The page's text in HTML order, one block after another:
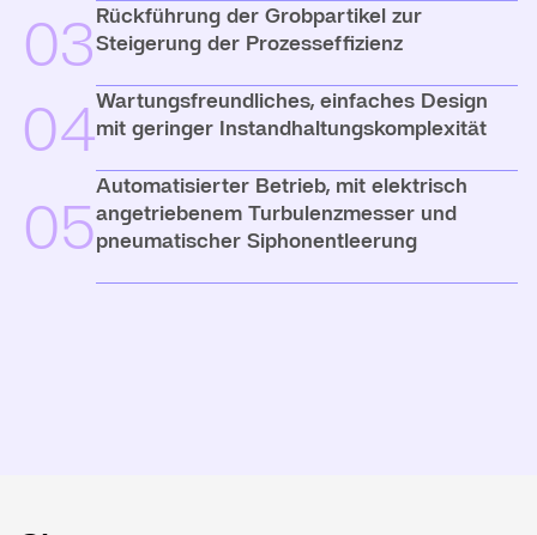
03Rückführung der Grobpartikel zur
Steigerung der Prozesseffizienz
04Wartungsfreundliches, einfaches Design
mit geringer Instandhaltungskomplexität
05
Automatisierter Betrieb, mit elektrisch
angetriebenem Turbulenzmesser und
pneumatischer Siphonentleerung